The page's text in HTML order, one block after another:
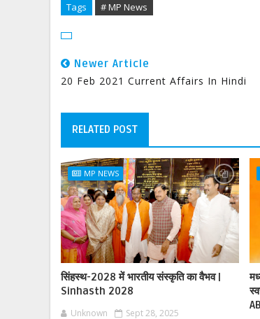
Tags # MP News
Newer Article
20 Feb 2021 Current Affairs In Hindi
RELATED POST
MP NEWS
सिंहस्थ-2028 में भारतीय संस्कृति का वैभव |
Sinhasth 2028
Unknown Sept 28, 2025